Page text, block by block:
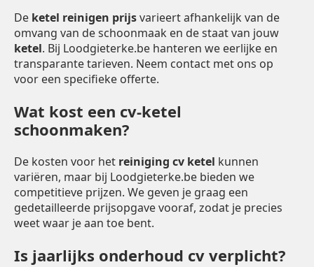
De ketel reinigen prijsvarieert afhankelijk van de
omvang van de schoonmaak en de staat van jouw
ketel. Bij Loodgieterke.be hanteren we eerlijke en
transparante tarieven. Neem contact met ons op
voor een specifieke offerte.
Wat kost een cv-ketel
schoonmaken?
De kosten voor het reiniging cv ketel kunnen
variëren, maar bij Loodgieterke.be bieden we
competitieve prijzen. We geven je graag een
gedetailleerde prijsopgave vooraf, zodat je precies
weet waar je aan toe bent.
Is jaarlijks onderhoud cv verplicht?